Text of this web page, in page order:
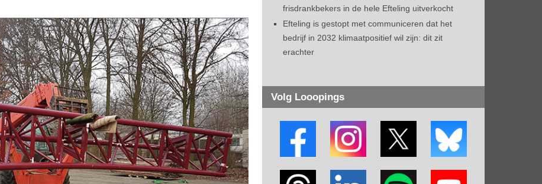
frisdrankbekers in de hele Efteling uitverkocht
Efteling is gestopt met communiceren dat het
bedrijf in 2032 klimaatpositief wil zijn: dit zit
erachter
Volg Looopings